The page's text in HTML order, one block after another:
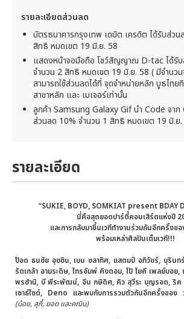
รายละเอียดส่วนลด
บัตรธนาคารกรุงเทพ เดบิต เครดิต ได้รับส่ว
สิทธิ หมดเขต 19 มิ.ย. 58
แสดงหน้าจอมือถือ โชว์สัญญาณ D-tac ได้รั
จำนวน 2 สิทธิ หมดเขต 19 มิ.ย. 58 ( มีจำนว
สามารถใช้ส่วนลดได้ที่ จุดจำหน่ายหลัก บูธไทย
สาขาหลัก และ เมเจอร์เท่านั้น
ลูกค้า Samsung Galaxy Gif นำ Code จา
ส่วนลด 10% จำนวน 1 สิทธิ หมดเขต 19 มิ.ย
รายละเอียด
“SUKIE, BOYD, SOMKIAT present BDAY
นี่คือสุดยอดปาร์ตี้คอนเสิร์ตแห่งปี
และการกลับมาขึ้นเวทีทำงานร่วมกันอีกครั้งข
พร้อมเหล่าศิลปินเต็มเวที!!!
ป๊อด ธนชัย อุชชิน, เบน ชลาทิศ, แสตมป์ อภิวัชร์, บุรินท
รัดเกล้า อามระดิษ, ไทรอัมพ์ คิงดอม, โป้ โยคี เพลย์บอ
พรชำนิ, บี พีระพัฒน์, จีน กษิดิศ, คิว สุวีระ บุญรอด, ริค
เซาธ์ไซด์, Deno และพบกับการรวมตัวกันอีกครั้งของ
(น้อย, สุกี้, ยอด และคณิน)